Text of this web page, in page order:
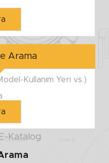
Arama
Kullanım Yeri vs.)
E-Katalog
yap